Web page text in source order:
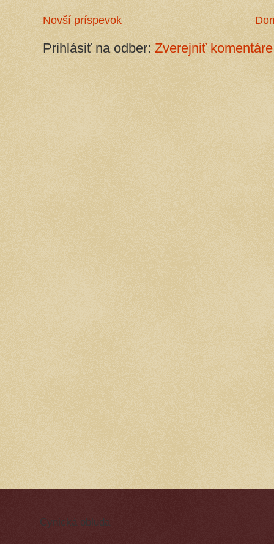
Novší príspevok
Prihlásiť na odber: Zverejniť
Cynická obluda